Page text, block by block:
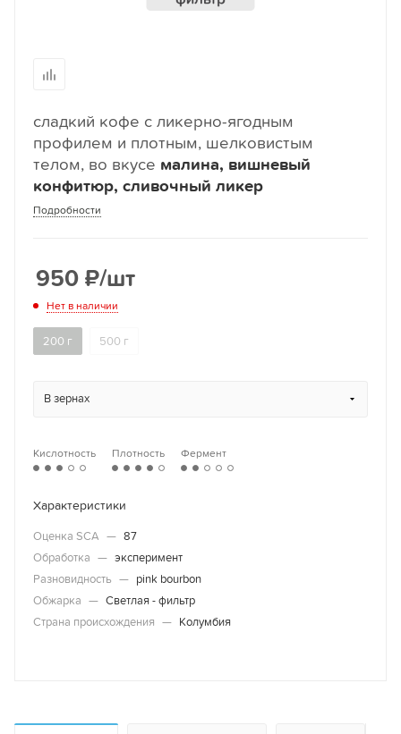
сладкий кофе с ликерно-ягодным
профилем и плотным, шелковистым
телом, во вкусе малина, вишневый
конфитюр, сливочный ликер
Подробности
950 ₽/шт
Нет в наличии
200 г 500 г
В зернах
Кислотность Плотность Фермент
Характеристики
Оценка SCA — 87
Обработка — эксперимент
Разновидность — pink bourbon
Обжарка — Светлая - фильтр
Страна происхождения — Колумбия